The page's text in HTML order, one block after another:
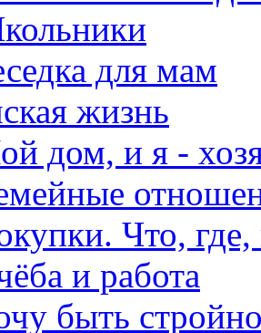
для мам
жизнь
дом, и я -
Что, где,
и работа
быть